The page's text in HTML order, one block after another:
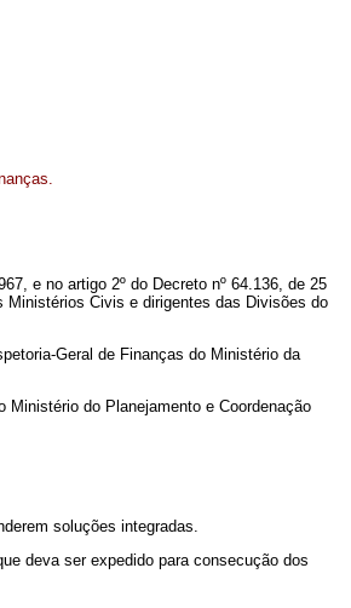
e no artigo 2º do Decreto nº 64.136, de 25
Ministérios Civis e dirigentes das Divisões do
Geral de Finanças do Ministério da
do Planejamento e Coordenação
soluções integradas.
deva ser expedido para consecução dos